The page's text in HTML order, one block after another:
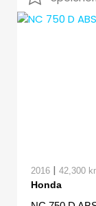
2016 | 42,300
Honda